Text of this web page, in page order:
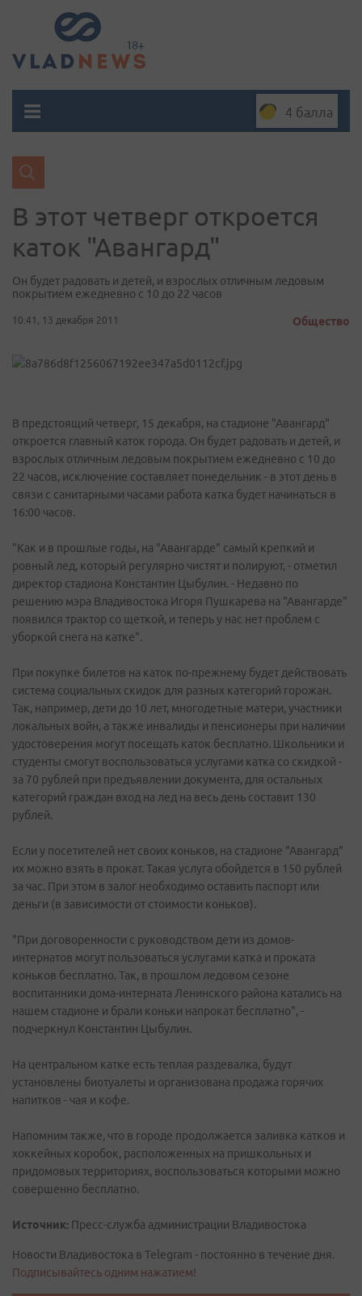
4 балла
В этот четверг откроется
каток "Авангард"
Он будет радовать и детей, и взрослых отличным ледовым
покрытием ежедневно с 10 до 22 часов
10:41, 13 декабря 2011 Общество
В предстоящий четверг, 15 декабря, на стадионе "Авангард"
откроется главный каток города. Он будет радовать и детей, и
взрослых отличным ледовым покрытием ежедневно с 10 до
22 часов, исключение составляет понедельник - в этот день в
связи с санитарными часами работа катка будет начинаться в
16:00 часов.
"Как и в прошлые годы, на "Авангарде" самый крепкий и
ровный лед, который регулярно чистят и полируют, - отметил
директор стадиона Константин Цыбулин. - Недавно по
решению мэра Владивостока Игоря Пушкарева на "Авангарде"
появился трактор со щеткой, и теперь у нас нет проблем с
уборкой снега на катке".
При покупке билетов на каток по-прежнему будет действовать
система социальных скидок для разных категорий горожан.
Так, например, дети до 10 лет, многодетные матери, участники
локальных войн, а также инвалиды и пенсионеры при наличии
удостоверения могут посещать каток бесплатно. Школьники и
студенты смогут воспользоваться услугами катка со скидкой -
за 70 рублей при предъявлении документа, для остальных
категорий граждан вход на лед на весь день составит 130
рублей.
Если у посетителей нет своих коньков, на стадионе "Авангард"
их можно взять в прокат. Такая услуга обойдется в 150 рублей
за час. При этом в залог необходимо оставить паспорт или
деньги (в зависимости от стоимости коньков).
"При договоренности с руководством дети из домов-
интернатов могут пользоваться услугами катка и проката
коньков бесплатно. Так, в прошлом ледовом сезоне
воспитанники дома-интерната Ленинского района катались на
нашем стадионе и брали коньки напрокат бесплатно", -
подчеркнул Константин Цыбулин.
На центральном катке есть теплая раздевалка, будут
установлены биотуалеты и организована продажа горячих
напитков - чая и кофе.
Напомним также, что в городе продолжается заливка катков и
хоккейных коробок, расположенных на пришкольных и
придомовых территориях, воспользоваться которыми можно
совершенно бесплатно.
Источник: Пресс-служба администрации Владивостока
Новости Владивостока в Telegram - постоянно в течение дня.
Подписывайтесь одним нажатием!